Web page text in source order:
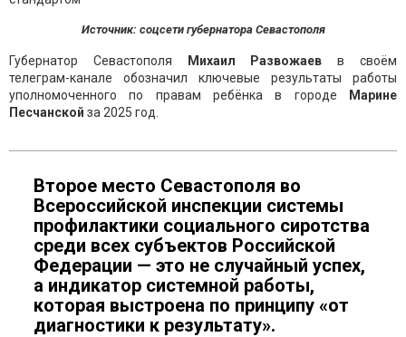
Источник: соцсети губернатора Севастополя
Губернатор Севастополя Михаил Развожаев в своём
телеграм-канале обозначил ключевые результаты работы
уполномоченного по правам ребёнка в городе
Марине
Песчанской за 2025 год.
Второе место Севастополя во
Всероссийской инспекции системы
профилактики социального сиротства
среди всех субъектов Российской
Федерации — это не случайный успех,
а индикатор системной работы,
которая выстроена по принципу «от
диагностики к результату».